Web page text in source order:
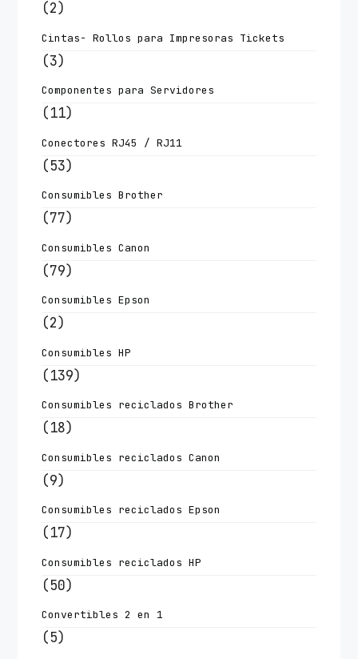
(2)
Cintas- Rollos para Impresoras Tickets
(3)
Componentes para Servidores
(11)
Conectores RJ45 / RJ11
(53)
Consumibles Brother
(77)
Consumibles Canon
(79)
Consumibles Epson
(2)
Consumibles HP
(139)
Consumibles reciclados Brother
(18)
Consumibles reciclados Canon
(9)
Consumibles reciclados Epson
(17)
Consumibles reciclados HP
(50)
Convertibles 2 en 1
(5)